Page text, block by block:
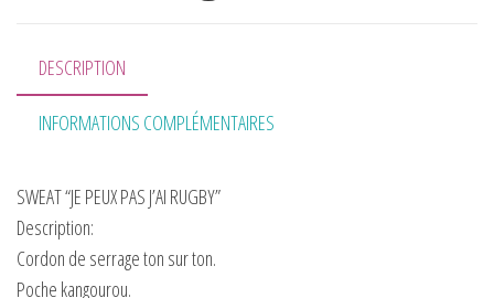
DESCRIPTION
INFORMATIONS COMPLÉMENTAIRES
SWEAT “JE PEUX PAS J’AI RUGBY”
Description:
Cordon de serrage ton sur ton.
Poche kangourou.